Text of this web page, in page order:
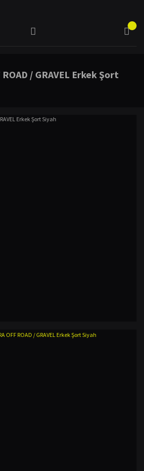
ROAD / GRAVEL Erkek Şort